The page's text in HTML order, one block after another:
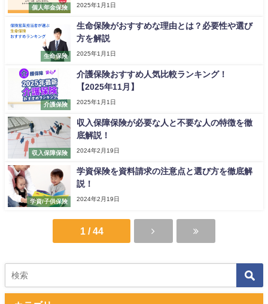
個人年金保険 2025年1月1日
生命保険
生命保険がおすすめな理由とは？必要性や選び
方を解説
2025年1月1日
介護保険
介護保険おすすめ人気比較ランキング！
【2025年11月】
2025年1月1日
収入保障保険
収入保障保険が必要な人と不要な人の特徴を徹
底解説！
2024年2月19日
学資/子供保険
学資保険を資料請求の注意点と選び方を徹底解
説！
2024年2月19日
1 / 44